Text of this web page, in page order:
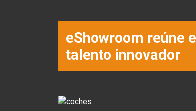
eShowroom reúne el
talento innovador